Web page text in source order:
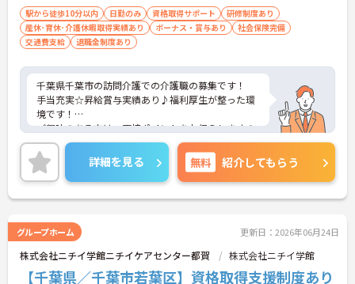
駅から徒歩10分以内 日勤のみ 資格取得サポート
研修制度あり
産休･育休･介護休暇取得実績あり
ボーナス・賞与あり
社会保険完備
交通費支給
退職金制度あり
千葉県千葉市の訪問介護での介護職の募集です！
手当充実☆昇給賞与実績あり♪福利厚生が整った環
境です！
ご興味のある方は、面接ポイントをお伝えしますの
で、お気軽にご連絡ください。
詳細を見る 無料 紹介してもらう
グループホーム 更新日：2026年06月24日
株式会社ニチイ学館ニチイケアセンター都賀 株式会社ニチイ学館
【千葉県／千葉市若葉区】資格取得支援制度あり